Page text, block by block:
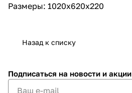
Размеры: 1020х620х220
Назад к списку
Подписаться на новости и акции